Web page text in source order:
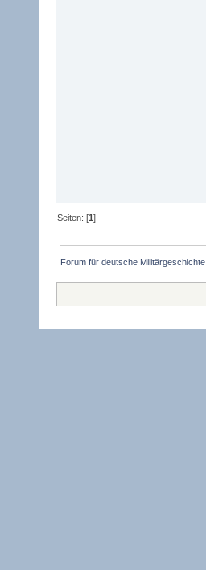
Seiten: [1]
Forum für deutsche Militärgeschichte